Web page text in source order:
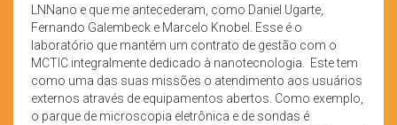
LNNano e que me antecederam, como Daniel Ugarte,
Fernando Galembeck e Marcelo Knobel. Esse é o
laboratório que mantém um contrato de gestão com o
MCTIC integralmente dedicado à nanotecnologia. Este tem
como uma das suas missões o atendimento aos usuários
externos através de equipamentos abertos. Como exemplo,
o parque de microscopia eletrônica e de sondas é